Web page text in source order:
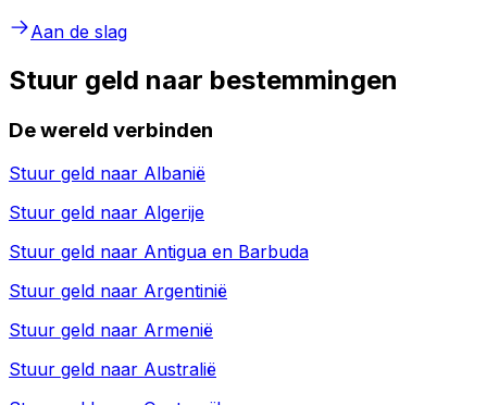
Aan de slag
Stuur geld naar bestemmingen
De wereld verbinden
Stuur geld naar Albanië
Stuur geld naar Algerije
Stuur geld naar Antigua en Barbuda
Stuur geld naar Argentinië
Stuur geld naar Armenië
Stuur geld naar Australië